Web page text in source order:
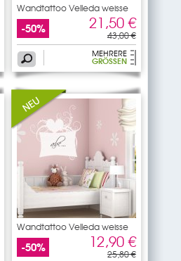
Wandtattoo Velleda weisse
-50% 21,50 €
43,00 €
MEHRERE
GRÖSSEN
Wandtattoo Velleda weisse
-50% 12,90 €
25,80 €